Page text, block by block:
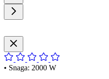
• Snaga: 2000 W